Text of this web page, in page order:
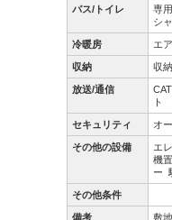
バス/トイレ 専
シ
冷暖房 エ
収納 収
放送/通信
ト
セキュリティ オ
その他の設備 エ
機
ー
その他条件
備考
敷